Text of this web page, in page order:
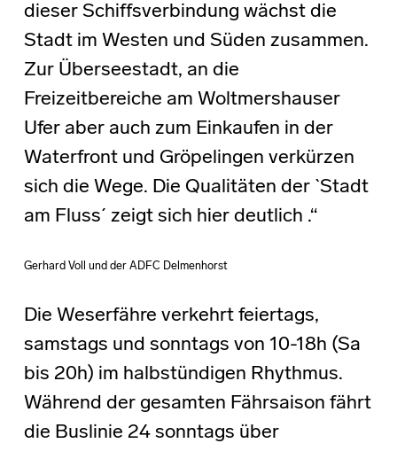
dieser Schiffsverbindung wächst die
Stadt im Westen und Süden zusammen.
Zur Überseestadt, an die
Freizeitbereiche am Woltmershauser
Ufer aber auch zum Einkaufen in der
Waterfront und Gröpelingen verkürzen
sich die Wege. Die Qualitäten der `Stadt
am Fluss´ zeigt sich hier deutlich .“
Gerhard Voll und der ADFC Delmenhorst
Die Weserfähre verkehrt feiertags,
samstags und sonntags von 10-18h (Sa
bis 20h) im halbstündigen Rhythmus.
Während der gesamten Fährsaison fährt
die Buslinie 24 sonntags über